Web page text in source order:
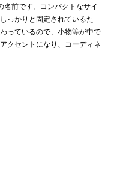
名前です。コンパクトなサイ
っかりと固定されているた
っているので、小物等が中で
クセントになり、コーディネ